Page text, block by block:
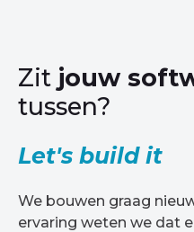
Zit jouw
tussen?
Let's build it
We bouwen graag
ervaring weten we dat